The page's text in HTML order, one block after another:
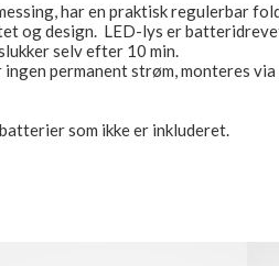
har en praktisk regulerbar
og design. LED-lys er
selv efter 10 min.
permanent strøm, monteres
som ikke er inkluderet.